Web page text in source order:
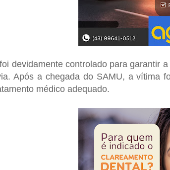
devidamente controlado para garantir
Após a chegada do SAMU, a vítima
médico adequado.